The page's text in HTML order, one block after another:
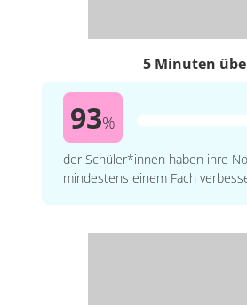
5 Minuten
93%
der Schüler*innen haben ihre
mindestens einem Fach